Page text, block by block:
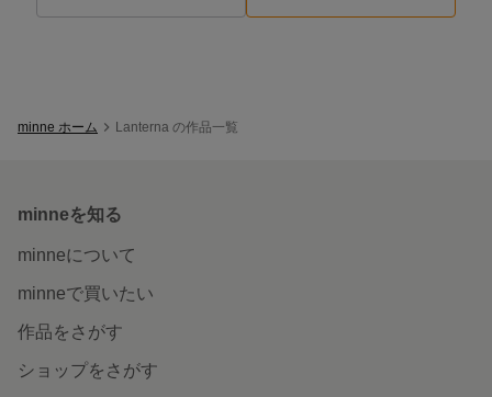
minne ホーム Lanterna の作品一覧
minneを知る
minneについて
minneで買いたい
作品をさがす
ショップをさがす